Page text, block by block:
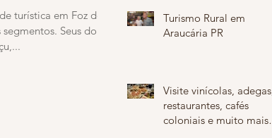
turística em Foz do
Seus dois
Turismo Rural em
Araucária PR
Visite vinícolas, adegas,
restaurantes, cafés
coloniais e muito mais!